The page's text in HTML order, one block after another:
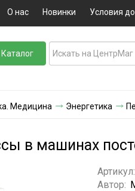
О нас Новинки Условия
Каталог
Медицина Энергетика
в машинах
Артикул:
Автор: